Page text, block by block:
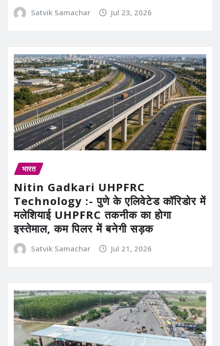
Satvik Samachar Jul 23, 2026
भारत
Nitin Gadkari UHPFRC
Technology :- पुणे के एलिवेटेड कॉरिडोर में
मलेशियाई UHPFRC तकनीक का होगा
इस्तेमाल, कम पिलर में बनेगी सड़क
Satvik Samachar Jul 21, 2026